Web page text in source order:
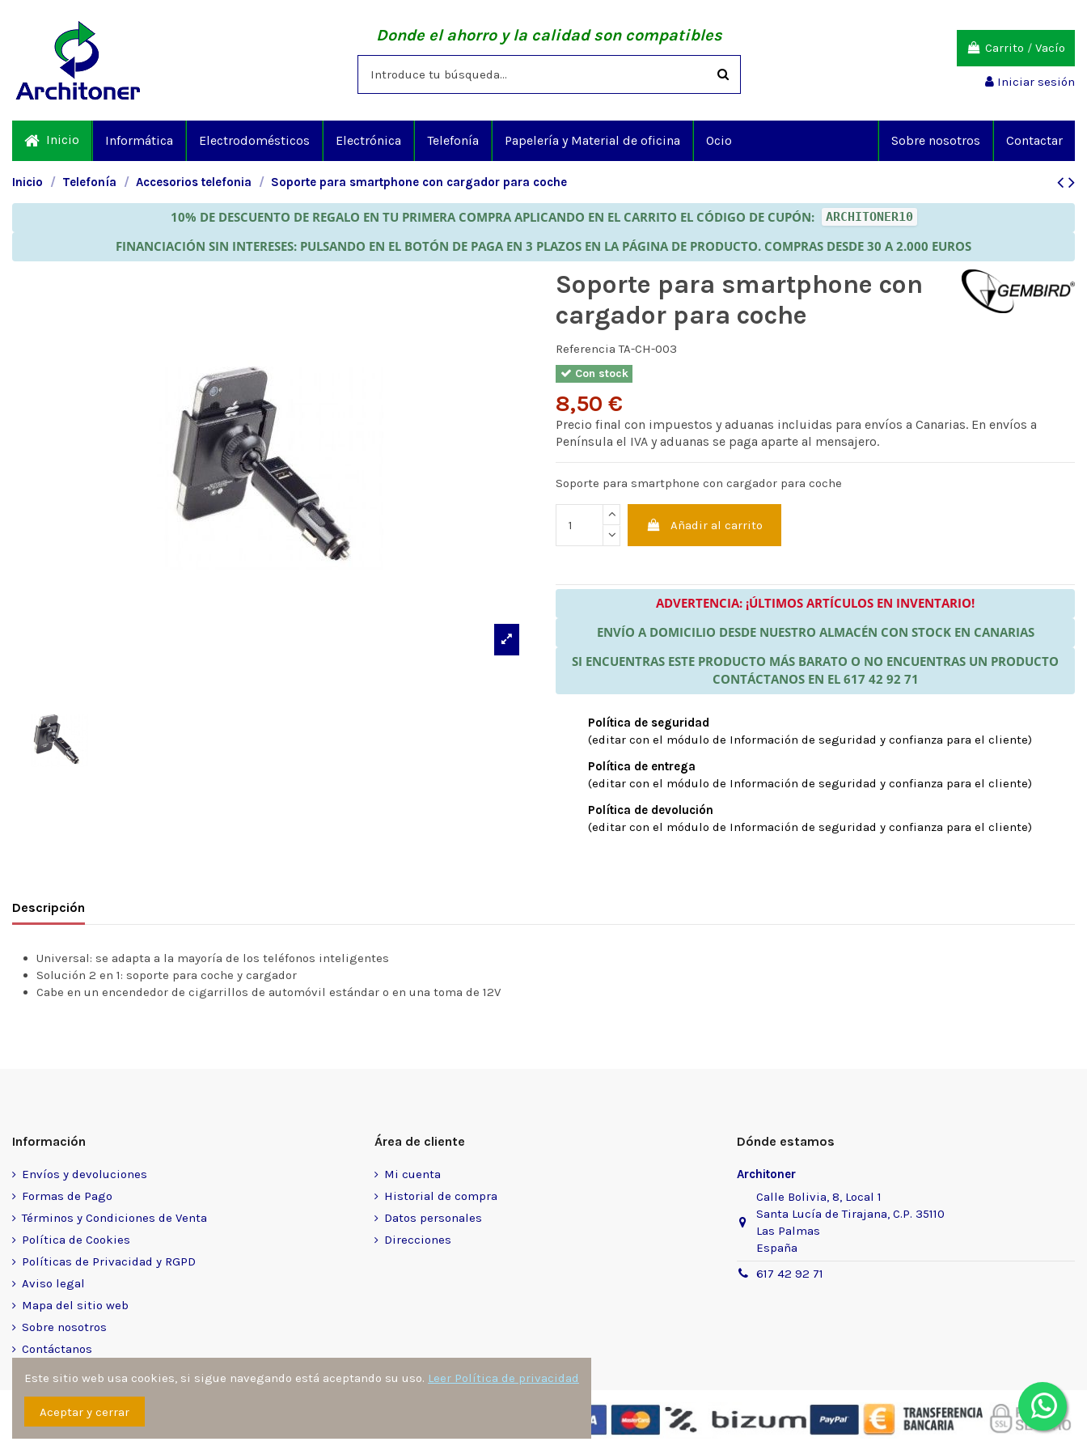
Donde el ahorro y la calidad son compatibles
Carrito / Vacío
Iniciar sesión
Inicio Informática Electrodomésticos Electrónica Telefonía Papelería y Material de oficina Ocio Contactar
Sobre nosotros
Inicio Telefonía Accesorios telefonia Soporte para smartphone con cargador para coche
10% DE DESCUENTO DE REGALO EN TU PRIMERA COMPRA APLICANDO EN EL CARRITO EL CÓDIGO DE CUPÓN: ARCHITONER10
FINANCIACIÓN SIN INTERESES: PULSANDO EN EL BOTÓN DE PAGA EN 3 PLAZOS EN LA PÁGINA DE PRODUCTO. COMPRAS DESDE 30 A 2.000 EUROS
Soporte para smartphone con
cargador para coche
Referencia TA-CH-003
Con stock
8,50 €
Precio final con impuestos y aduanas incluidas para envíos a Canarias. En envíos a
Península el IVA y aduanas se paga aparte al mensajero.
Soporte para smartphone con cargador para coche
Añadir al carrito
ADVERTENCIA: ¡ÚLTIMOS ARTÍCULOS EN INVENTARIO!
ENVÍO A DOMICILIO DESDE NUESTRO ALMACÉN CON STOCK EN CANARIAS
SI ENCUENTRAS ESTE PRODUCTO MÁS BARATO O NO ENCUENTRAS UN PRODUCTO
CONTÁCTANOS EN EL 617 42 92 71
Política de seguridad
(editar con el módulo de Información de seguridad y confianza para el cliente)
Política de entrega
(editar con el módulo de Información de seguridad y confianza para el cliente)
Política de devolución
(editar con el módulo de Información de seguridad y confianza para el cliente)
Descripción
Universal: se adapta a la mayoría de los teléfonos inteligentes
Solución 2 en 1: soporte para coche y cargador
Cabe en un encendedor de cigarrillos de automóvil estándar o en una toma de 12V
Información
Envíos y devoluciones
Formas de Pago
Términos y Condiciones de Venta
Política de Cookies
Políticas de Privacidad y RGPD
Aviso legal
Mapa del sitio web
Sobre nosotros
Contáctanos
Área de cliente
Mi cuenta
Historial de compra
Datos personales
Direcciones
Dónde estamos
Architoner
Calle Bolivia, 8, Local 1
Santa Lucía de Tirajana, C.P. 35110
Las Palmas
España
617 42 92 71
Sitio desarrollado y diseñado por
reservados por architoner.com
Este sitio web usa cookies, si sigue navegando está aceptando su uso. Leer Política de privacidad
Aceptar y cerrar